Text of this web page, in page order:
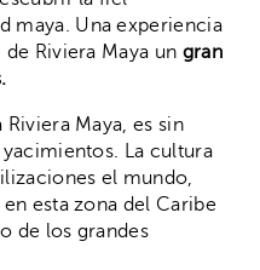
maya. Una experiencia
Riviera Maya un gran
Maya, es sin
La cultura
el mundo,
esta zona del Caribe
de los grandes